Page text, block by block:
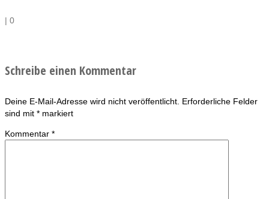
| 0
Schreibe einen Kommentar
Deine E-Mail-Adresse wird nicht veröffentlicht. Erforderliche Felder
sind mit * markiert
Kommentar *